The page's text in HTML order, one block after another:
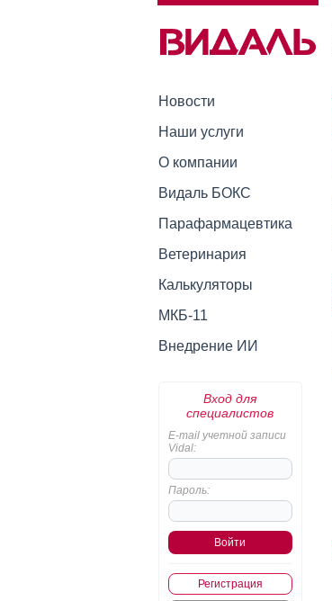
Новости
Наши услуги
О компании
Видаль БОКС
Парафармацевтика
Ветеринария
Калькуляторы
МКБ-11
Внедрение ИИ
Вход для
специалистов
E-mail учетной записи
Vidal:
Пароль:
Регистрация